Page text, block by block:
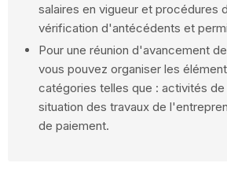
salaires en vigueur et procédures
vérification d'antécédents et
Pour une réunion d'avancement
vous pouvez organiser les
catégories telles que : activités de
situation des travaux de
de paiement.